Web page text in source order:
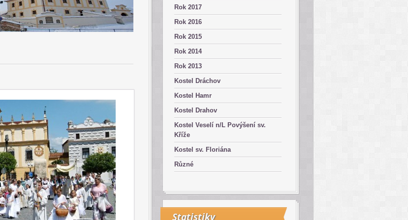
Rok 2017
Rok 2016
Rok 2015
Rok 2014
Rok 2013
Kostel Dráchov
Kostel Hamr
Kostel Drahov
Kostel Veselí n/L Povýšení sv.
Kříže
Kostel sv. Floriána
Různé
Statistiky